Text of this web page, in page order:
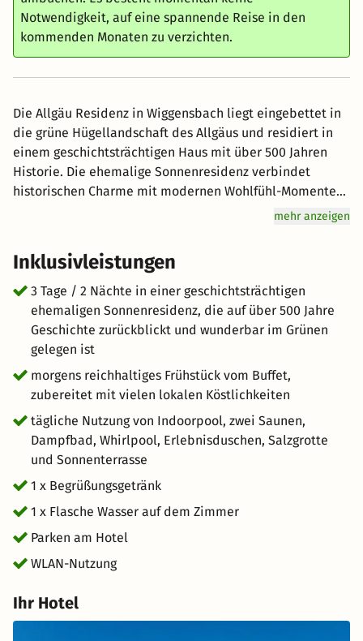
Notwendigkeit, auf eine spannende Reise in den
kommenden Monaten zu verzichten.
Die Allgäu Residenz in Wiggensbach liegt eingebettet in
die grüne Hügellandschaft des Allgäus und residiert in
einem geschichtsträchtigen Haus mit über 500 Jahren
Historie. Die ehemalige Sonnenresidenz verbindet
historischen Charme mit modernen Wohlfühl-Momenten.
Ein reichhaltiges Frühstück vom Buffet mit vielen
Start in den Tag. Der großzügige Hallenbad-Bereich lädt
täglich zur Entspannung ein – mit zwei Saunen,
Dampfbad, Whirlpool, Indoor-Pool, Erlebnisduschen,
Salzgrotte und einer Sonnenterrasse mit Blick ins Grüne.
Für Ihren entspannten Aufenthalt können Sie unsere
hochwertige Saunatasche mit flauschigem Bademantel
und XL-Badetuch gegen eine kleine Leihgebühr an der
Rezeption ausleihen. Ein Begrüßungsgetränk heißt Gäste
herzlich willkommen.
mehr anzeigen
Inklusivleistungen
3 Tage / 2 Nächte in einer geschichtsträchtigen
ehemaligen Sonnenresidenz, die auf über 500 Jahre
Geschichte zurückblickt und wunderbar im Grünen
gelegen ist
morgens reichhaltiges Frühstück vom Buffet,
zubereitet mit vielen lokalen Köstlichkeiten
tägliche Nutzung von Indoorpool, zwei Saunen,
Dampfbad, Whirlpool, Erlebnisduschen, Salzgrotte
und Sonnenterrasse
1 x Begrüßungsgetränk
1 x Flasche Wasser auf dem Zimmer
Parken am Hotel
WLAN-Nutzung
Ihr Hotel